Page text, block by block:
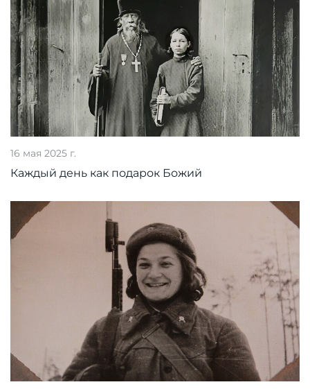
16 мая 2025 г.
Каждый день как подарок Божий